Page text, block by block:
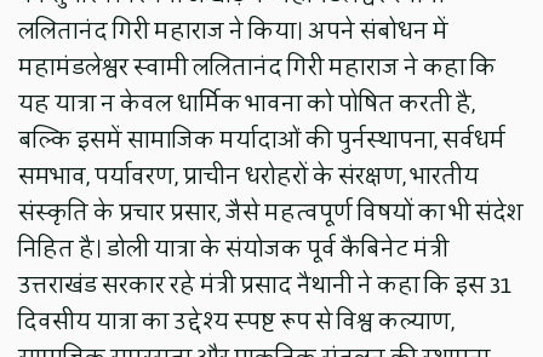
ललितानंद गिरी महाराज ने किया। अपने संबोधन में
महामंडलेश्वर स्वामी ललितानंद गिरी महाराज ने कहा कि
यह यात्रा न केवल धार्मिक भावना को पोषित करती है,
बल्कि इसमें सामाजिक मर्यादाओं की पुर्नस्थापना, सर्वधर्म
समभाव, पर्यावरण, प्राचीन धरोहरों के संरक्षण, भारतीय
संस्कृति के प्रचार प्रसार, जैसे महत्वपूर्ण विषयों का भी संदेश
निहित है। डोली यात्रा के संयोजक पूर्व कैबिनेट मंत्री
उत्तराखंड सरकार रहे मंत्री प्रसाद नैथानी ने कहा कि इस 31
दिवसीय यात्रा का उद्देश्य स्पष्ट रूप से विश्व कल्याण,